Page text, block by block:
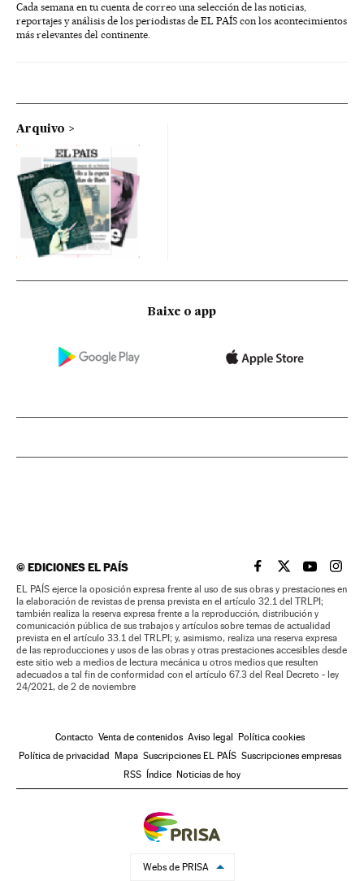
Cada semana en tu cuenta de correo una selección de las noticias,
reportajes y análisis de los periodistas de EL PAÍS con los acontecimientos
más relevantes del continente.
Arquivo
Baixe o app
©EDICIONES EL PAÍS EL PAÍS BRASIL EN
EL PAÍSEL PAÍS
EL
EL PAÍS ejerce la oposición expresa frente al uso de sus obras y prestaciones en
la elaboración de revistas de prensa prevista en el artículo 32.1 del TRLPI;
también realiza la reserva expresa frente a la reproducción, distribución y
comunicación pública de sus trabajos y artículos sobre temas de actualidad
prevista en el artículo 33.1 del TRLPI; y, asimismo, realiza una reserva expresa
de las reproducciones y usos de las obras y otras prestaciones accesibles desde
este sitio web a medios de lectura mecánica u otros medios que resulten
adecuados a tal fin de conformidad con el artículo 67.3 del Real Decreto - ley
24/2021, de 2 de noviembre
Contacto Venta de contenidos Aviso legal Política cookies
Política de privacidad Mapa Suscripciones EL PAÍS Suscripciones empresas
RSS Índice Noticias de hoy
Webs de PRISA